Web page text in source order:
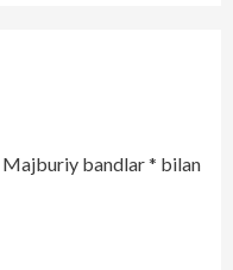
Majburiy bandlar* bilan